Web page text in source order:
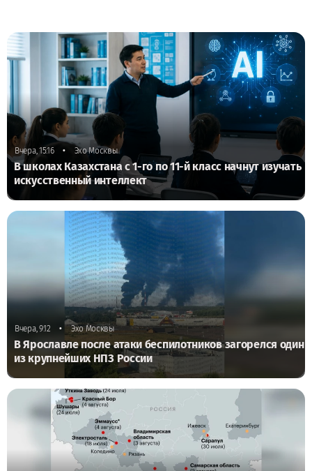
Вчера, 15:16 • Эхо Москвы
В школах Казахстана с 1-го по 11-й класс начнут изучать
искусственный интеллект
Вчера, 9:12 • Эхо Москвы
В Ярославле после атаки беспилотников загорелся один
из крупнейших НПЗ России